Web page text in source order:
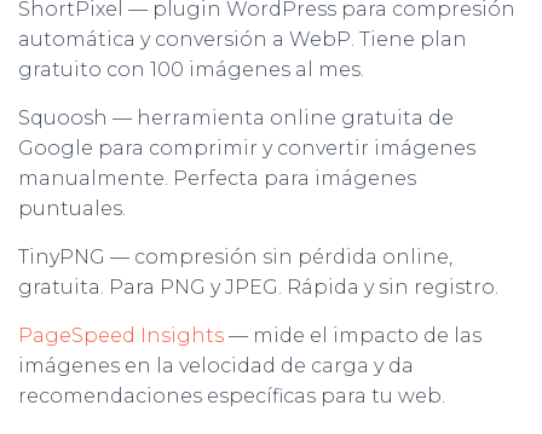
ShortPixel — plugin WordPress para compresión
automática y conversión a WebP. Tiene plan
gratuito con 100 imágenes al mes.
Squoosh — herramienta online gratuita de
Google para comprimir y convertir imágenes
manualmente. Perfecta para imágenes
puntuales.
TinyPNG — compresión sin pérdida online,
gratuita. Para PNG y JPEG. Rápida y sin registro.
PageSpeed Insights — mide el impacto de las
imágenes en la velocidad de carga y da
recomendaciones específicas para tu web.